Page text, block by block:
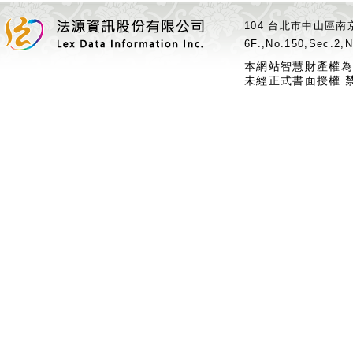
104 台北市中山區
本網站智慧財產權
未經正式書面授權